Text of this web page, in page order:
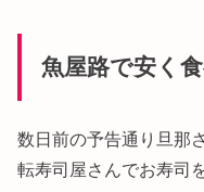
魚屋路で安く
数日前の予告通り旦那
転寿司屋さんでお寿司